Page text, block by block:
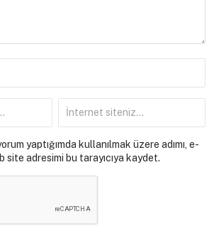
yaptığımda kullanılmak üzere adımı, e-
site adresimi bu tarayıcıya kaydet.